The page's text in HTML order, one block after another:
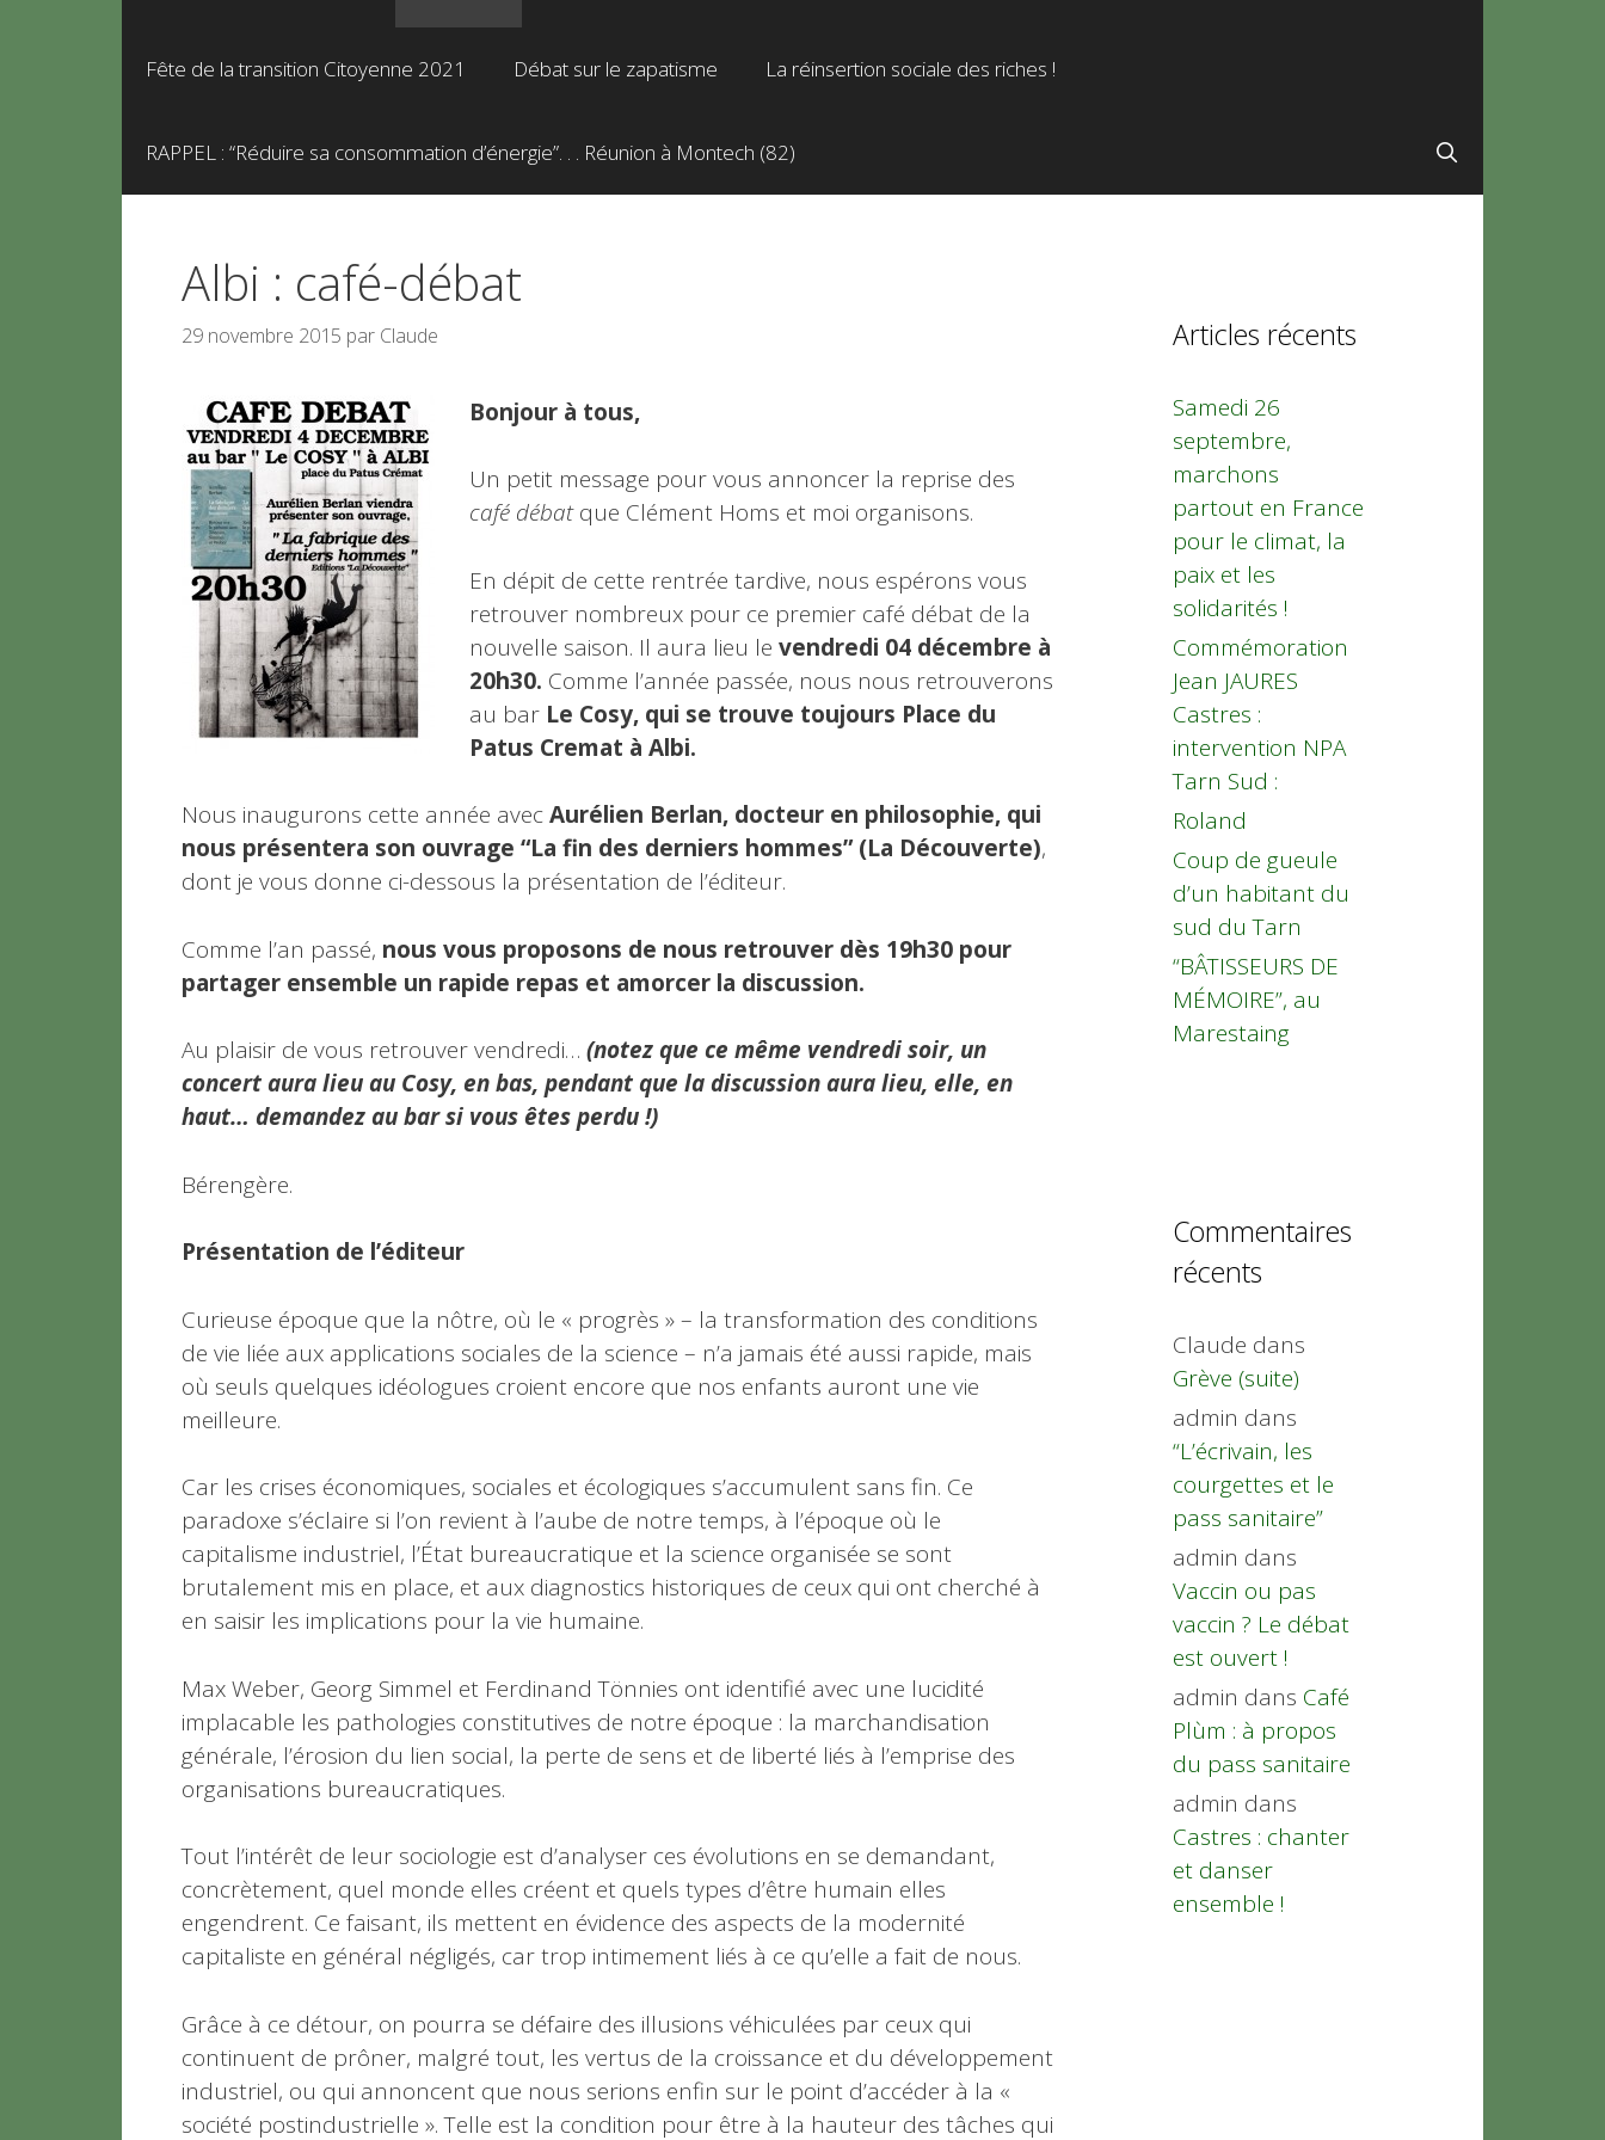
Fête de la transition Citoyenne 2021 Débat sur le zapatisme La réinsertion sociale des riches !
RAPPEL : “Réduire sa consommation d’énergie”. . . Réunion à Montech (82)
Albi : café-débat
29 novembre 2015 par Claude
Bonjour à tous,
Un petit message pour vous annoncer la reprise des
café débatque Clément Homs et moi organisons.
En dépit de cette rentrée tardive, nous espérons vous
retrouver nombreux pour ce premier café débat de la
nouvelle saison. Il aura lieu le vendredi 04 décembre à
20h30. Comme l’année passée, nous nous retrouverons
au bar Le Cosy, qui se trouve toujours Place du
Patus Cremat à Albi.
Nous inaugurons cette année avecAurélien Berlan, docteur en philosophie, qui
nous présentera son ouvrage “La fin des derniers hommes” (La Découverte),
dont je vous donne ci-dessous la présentation de l’éditeur.
Comme l’an passé, nous vous proposons de nous retrouver dès 19h30 pour
partager ensemble un rapide repas et amorcer la discussion.
Au plaisir de vous retrouver vendredi… (notez que ce même vendredi soir, un
concert aura lieu au Cosy, en bas, pendant que la discussion aura lieu, elle, en
haut… demandez au bar si vous êtes perdu !)
Bérengère.
Présentation de l’éditeur
Curieuse époque que la nôtre, où le « progrès » – la transformation des conditions
de vie liée aux applications sociales de la science – n’a jamais été aussi rapide, mais
où seuls quelques idéologues croient encore que nos enfants auront une vie
meilleure.
Car les crises économiques, sociales et écologiques s’accumulent sans fin. Ce
paradoxe s’éclaire si l’on revient à l’aube de notre temps, à l’époque où le
capitalisme industriel, l’État bureaucratique et la science organisée se sont
brutalement mis en place, et aux diagnostics historiques de ceux qui ont cherché à
en saisir les implications pour la vie humaine.
Max Weber, Georg Simmel et Ferdinand Tönnies ont identifié avec une lucidité
implacable les pathologies constitutives de notre époque : la marchandisation
générale, l’érosion du lien social, la perte de sens et de liberté liés à l’emprise des
organisations bureaucratiques.
Tout l’intérêt de leur sociologie est d’analyser ces évolutions en se demandant,
concrètement, quel monde elles créent et quels types d’être humain elles
engendrent. Ce faisant, ils mettent en évidence des aspects de la modernité
capitaliste en général négligés, car trop intimement liés à ce qu’elle a fait de nous.
Grâce à ce détour, on pourra se défaire des illusions véhiculées par ceux qui
continuent de prôner, malgré tout, les vertus de la croissance et du développement
industriel, ou qui annoncent que nous serions enfin sur le point d’accéder à la «
société postindustrielle ». Telle est la condition pour être à la hauteur des tâches qui
Articles récents
Samedi 26
septembre,
marchons
partout en France
pour le climat, la
paix et les
solidarités !
Commémoration
Jean JAURES
Castres :
intervention NPA
Tarn Sud :
Roland
Coup de gueule
d’un habitant du
sud du Tarn
“BÂTISSEURS DE
MÉMOIRE”, au
Marestaing
Commentaires
récents
Claude dans
Grève (suite)
admin dans
“L’écrivain, les
courgettes et le
pass sanitaire”
admin dans
Vaccin ou pas
vaccin ? Le débat
est ouvert !
admin dans Café
Plùm : à propos
du pass sanitaire
admin dans
Castres : chanter
et danser
ensemble !